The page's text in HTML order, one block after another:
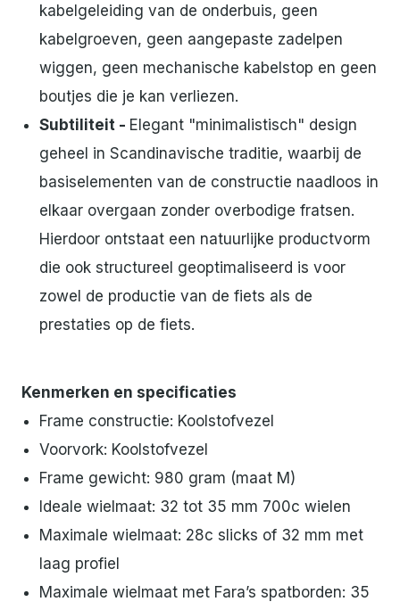
kabelgeleiding van de onderbuis, geen
kabelgroeven, geen aangepaste zadelpen
wiggen, geen mechanische kabelstop en geen
boutjes die je kan verliezen.
Subtiliteit - Elegant "minimalistisch" design
geheel in Scandinavische traditie, waarbij de
basiselementen van de constructie naadloos in
elkaar overgaan zonder overbodige fratsen.
Hierdoor ontstaat een natuurlijke productvorm
die ook structureel geoptimaliseerd is voor
zowel de productie van de fiets als de
prestaties op de fiets.
Kenmerken en specificaties
Frame constructie: Koolstofvezel
Voorvork: Koolstofvezel
Frame gewicht: 980 gram (maat M)
Ideale wielmaat: 32 tot 35 mm 700c wielen
Maximale wielmaat: 28c slicks of 32 mm met
laag profiel
Maximale wielmaat met Fara’s spatborden: 35